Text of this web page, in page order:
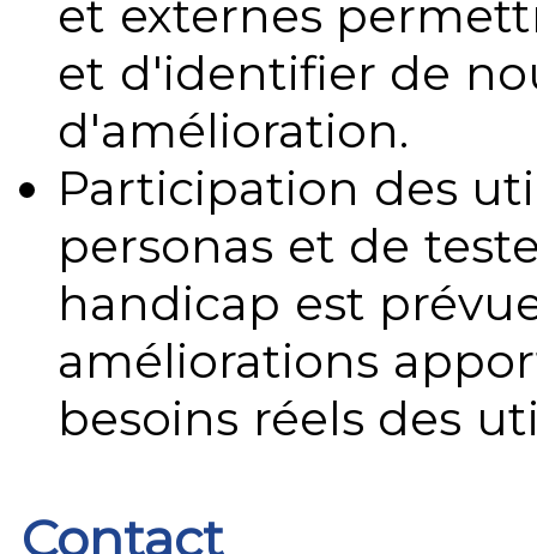
et externes
et d'identifier de
d'amélioration.
Participation des
personas et de
handicap est
améliorations
besoins réels des
Contact